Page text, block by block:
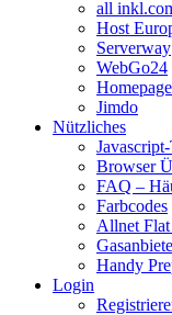
all
Host
Serverway
WebGo24
Jimdo
Nützliches
Browser
FAQ –
Farbcodes
Allnet
Handy
Login